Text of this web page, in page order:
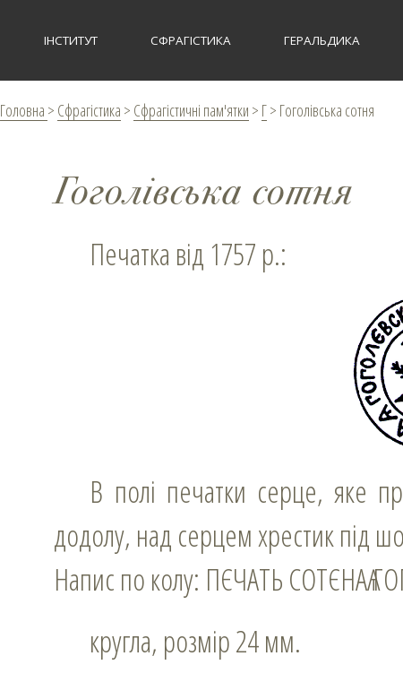
ІНСТИТУТ СФРАГІСТИКА ГЕРАЛЬДИКА
Головна > Сфрагістика > Сфрагістичні пам'ятки > Г> Гоголівська сотня
Гоголівська сотня
Печатка від 1757 р.:
В полі печатки серце, яке пронизують навхрест дві стріли вістрями
додолу, над серцем хрестик під
Напис по колу: ПЄЧАТЬ СОТЄНАѦ
кругла, розмір 24 мм.